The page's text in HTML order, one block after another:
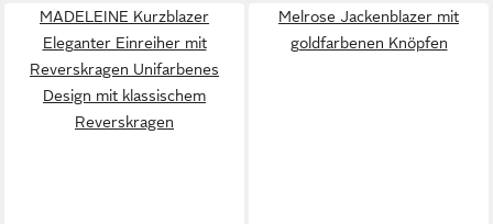
MADELEINE Kurzblazer
Eleganter Einreiher mit
Reverskragen Unifarbenes
Design mit klassischem
Reverskragen
Melrose Jackenblazer mit
goldfarbenen Knöpfen